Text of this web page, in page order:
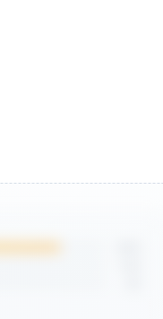
少器材刺激
观察记录）
由教师勾选）
轮流按图谱演奏